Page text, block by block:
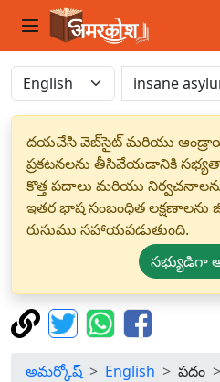
దయచేసి వెబ్‌సైట్ మరియు
ప్రకటనలను తీసివేయడానికి
కొత్త పదాలు మరియు
ఇతర భాష సంబంధిత లక్షణాలను
రుసుము సహాయపడుతుంది.
సభ్యుడిగా
అమర్కోష్ English పదం